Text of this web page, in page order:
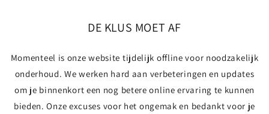
DE KLUS MOET AF
Momenteel is onze website tijdelijk offline voor noodzakelijk
onderhoud. We werken hard aan verbeteringen en updates
om je binnenkort een nog betere online ervaring te kunnen
bieden. Onze excuses voor het ongemak en bedankt voor je